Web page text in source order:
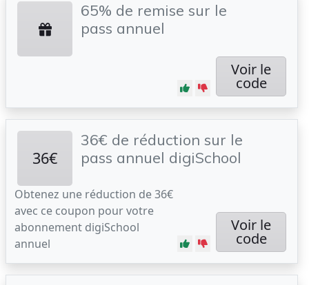
65% de remise sur le
pass annuel
Voir le
code
36€
36€ de réduction sur le
pass annuel digiSchool
Obtenez une réduction de 36€
avec ce coupon pour votre
abonnement digiSchool
annuel
Voir le
code